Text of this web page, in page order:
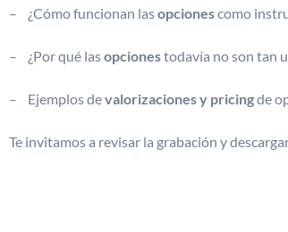
– ¿Cómo funcionan lasopcionescomo
– ¿Por qué lasopcionestodavía no son tan
– Ejemplos devalorizaciones y pricingde
Te invitamos a revisar la grabación y